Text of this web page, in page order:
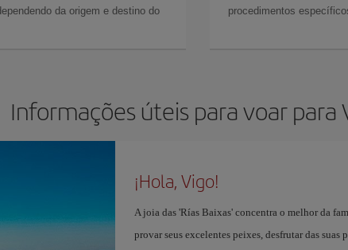
da origem e destino do
procedimentos
Informações úteis para voar para
¡Hola, Vigo!
A joia das 'Rías Baixas' concentra o melhor da
provar seus excelentes peixes, desfrutar das